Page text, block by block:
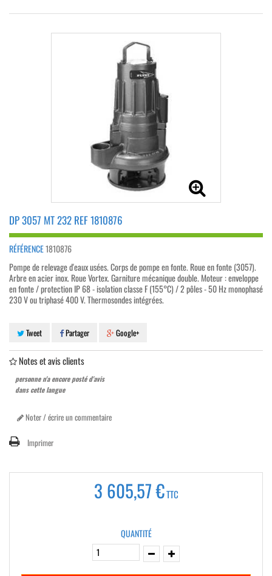
DP 3057 MT 232 REF 1810876
RÉFÉRENCE1810876
Pompe de relevage d'eaux usées. Corps de pompe en fonte. Roue en fonte (3057).
Arbre en acier inox. Roue Vortex. Garniture mécanique double. Moteur : enveloppe
en fonte / protection IP 68 - isolation classe F (155°C) / 2 pôles - 50 Hz monophasé
230 V ou triphasé 400 V. Thermosondes intégrées.
Tweet Partager Google+
Notes et avis clients
personne n'a encore posté d'avis
dans cette langue
Noter / écrire un commentaire
Imprimer
3 605,57 €TTC
QUANTITÉ